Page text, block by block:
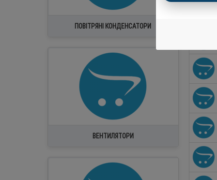
ПОВІТРЯНІ КОНДЕНСАТОРИ
ВЕНТИЛЯТОРИ
Вентузел холодильний в зборі
Двигуни обдуву
Комплектуючі вентузлов
Крильчатка
Центробіжні вентилятори